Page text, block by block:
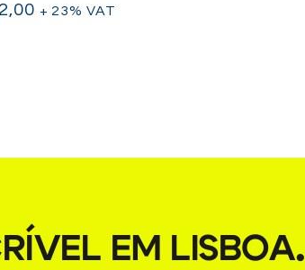
+ 23% VAT
EM LISBOA.